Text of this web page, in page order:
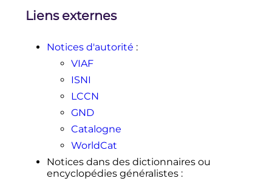
Roy, Reuters, 12 mai 2015
Communications' fiber-optic
in AwesomenessTV
2016
↑ (en)Cynthia Littleton,
Verizon Settle Lawsuit Over ESPN
and Channel Bundling
10 mai 2016 (consulté le
↑(en) Tom Kludt,« ESPN and
Verizon reach settlement in
Liens externes
Notices d'autorité :
VIAF
ISNI
LCCN
GND
Catalogne
WorldCat
Notices dans des dictionnaires ou
encyclopédies généralistes: